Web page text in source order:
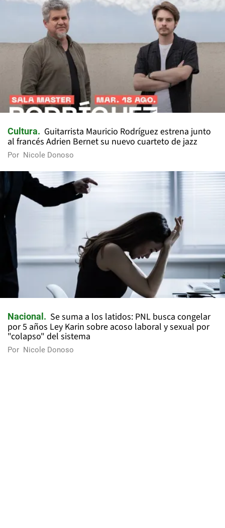
Cultura
Guitarrista Mauricio Rodríguez estrena junto
al francés Adrien Bernet su nuevo cuarteto de jazz
Por Nicole Donoso
Nacional
Se suma a los latidos: PNL busca congelar
por 5 años Ley Karin sobre acoso laboral y sexual por
"colapso" del sistema
Por Nicole Donoso